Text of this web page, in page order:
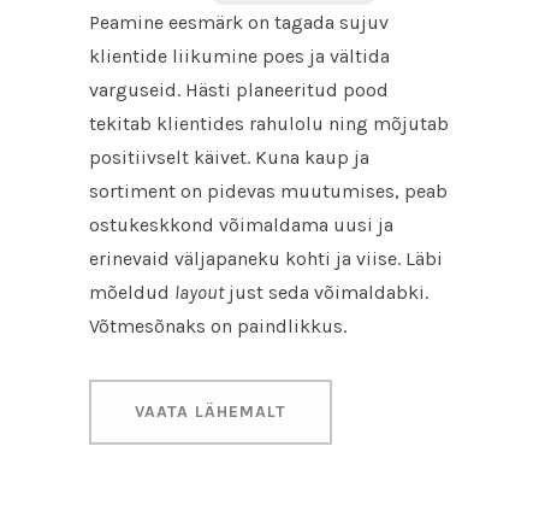
Peamine eesmärk on tagada sujuv
klientide liikumine poes ja vältida
varguseid. Hästi planeeritud pood
tekitab klientides rahulolu ning mõjutab
positiivselt käivet. Kuna kaup ja
sortiment on pidevas muutumises, peab
ostukeskkond võimaldama uusi ja
erinevaid väljapaneku kohti ja viise. Läbi
mõeldud layoutjust seda võimaldabki.
Võtmesõnaks on paindlikkus.
VAATA LÄHEMALT